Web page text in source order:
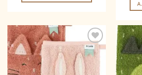
Ajouter
à la
liste
d’envies